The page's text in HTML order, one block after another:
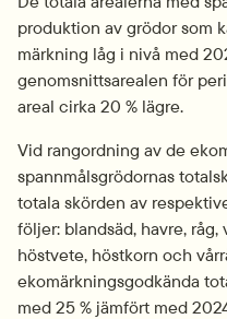
produktion av grödor som
märkning låg i nivå med
genomsnittsarealen för
areal cirka 20 % lägre.
Vid rangordning av de
spannmålsgrödornas
totala skörden av
följer: blandsäd, havre,
höstvete, höstkorn och
ekomärkningsgodkända
med 25 % jämfört med